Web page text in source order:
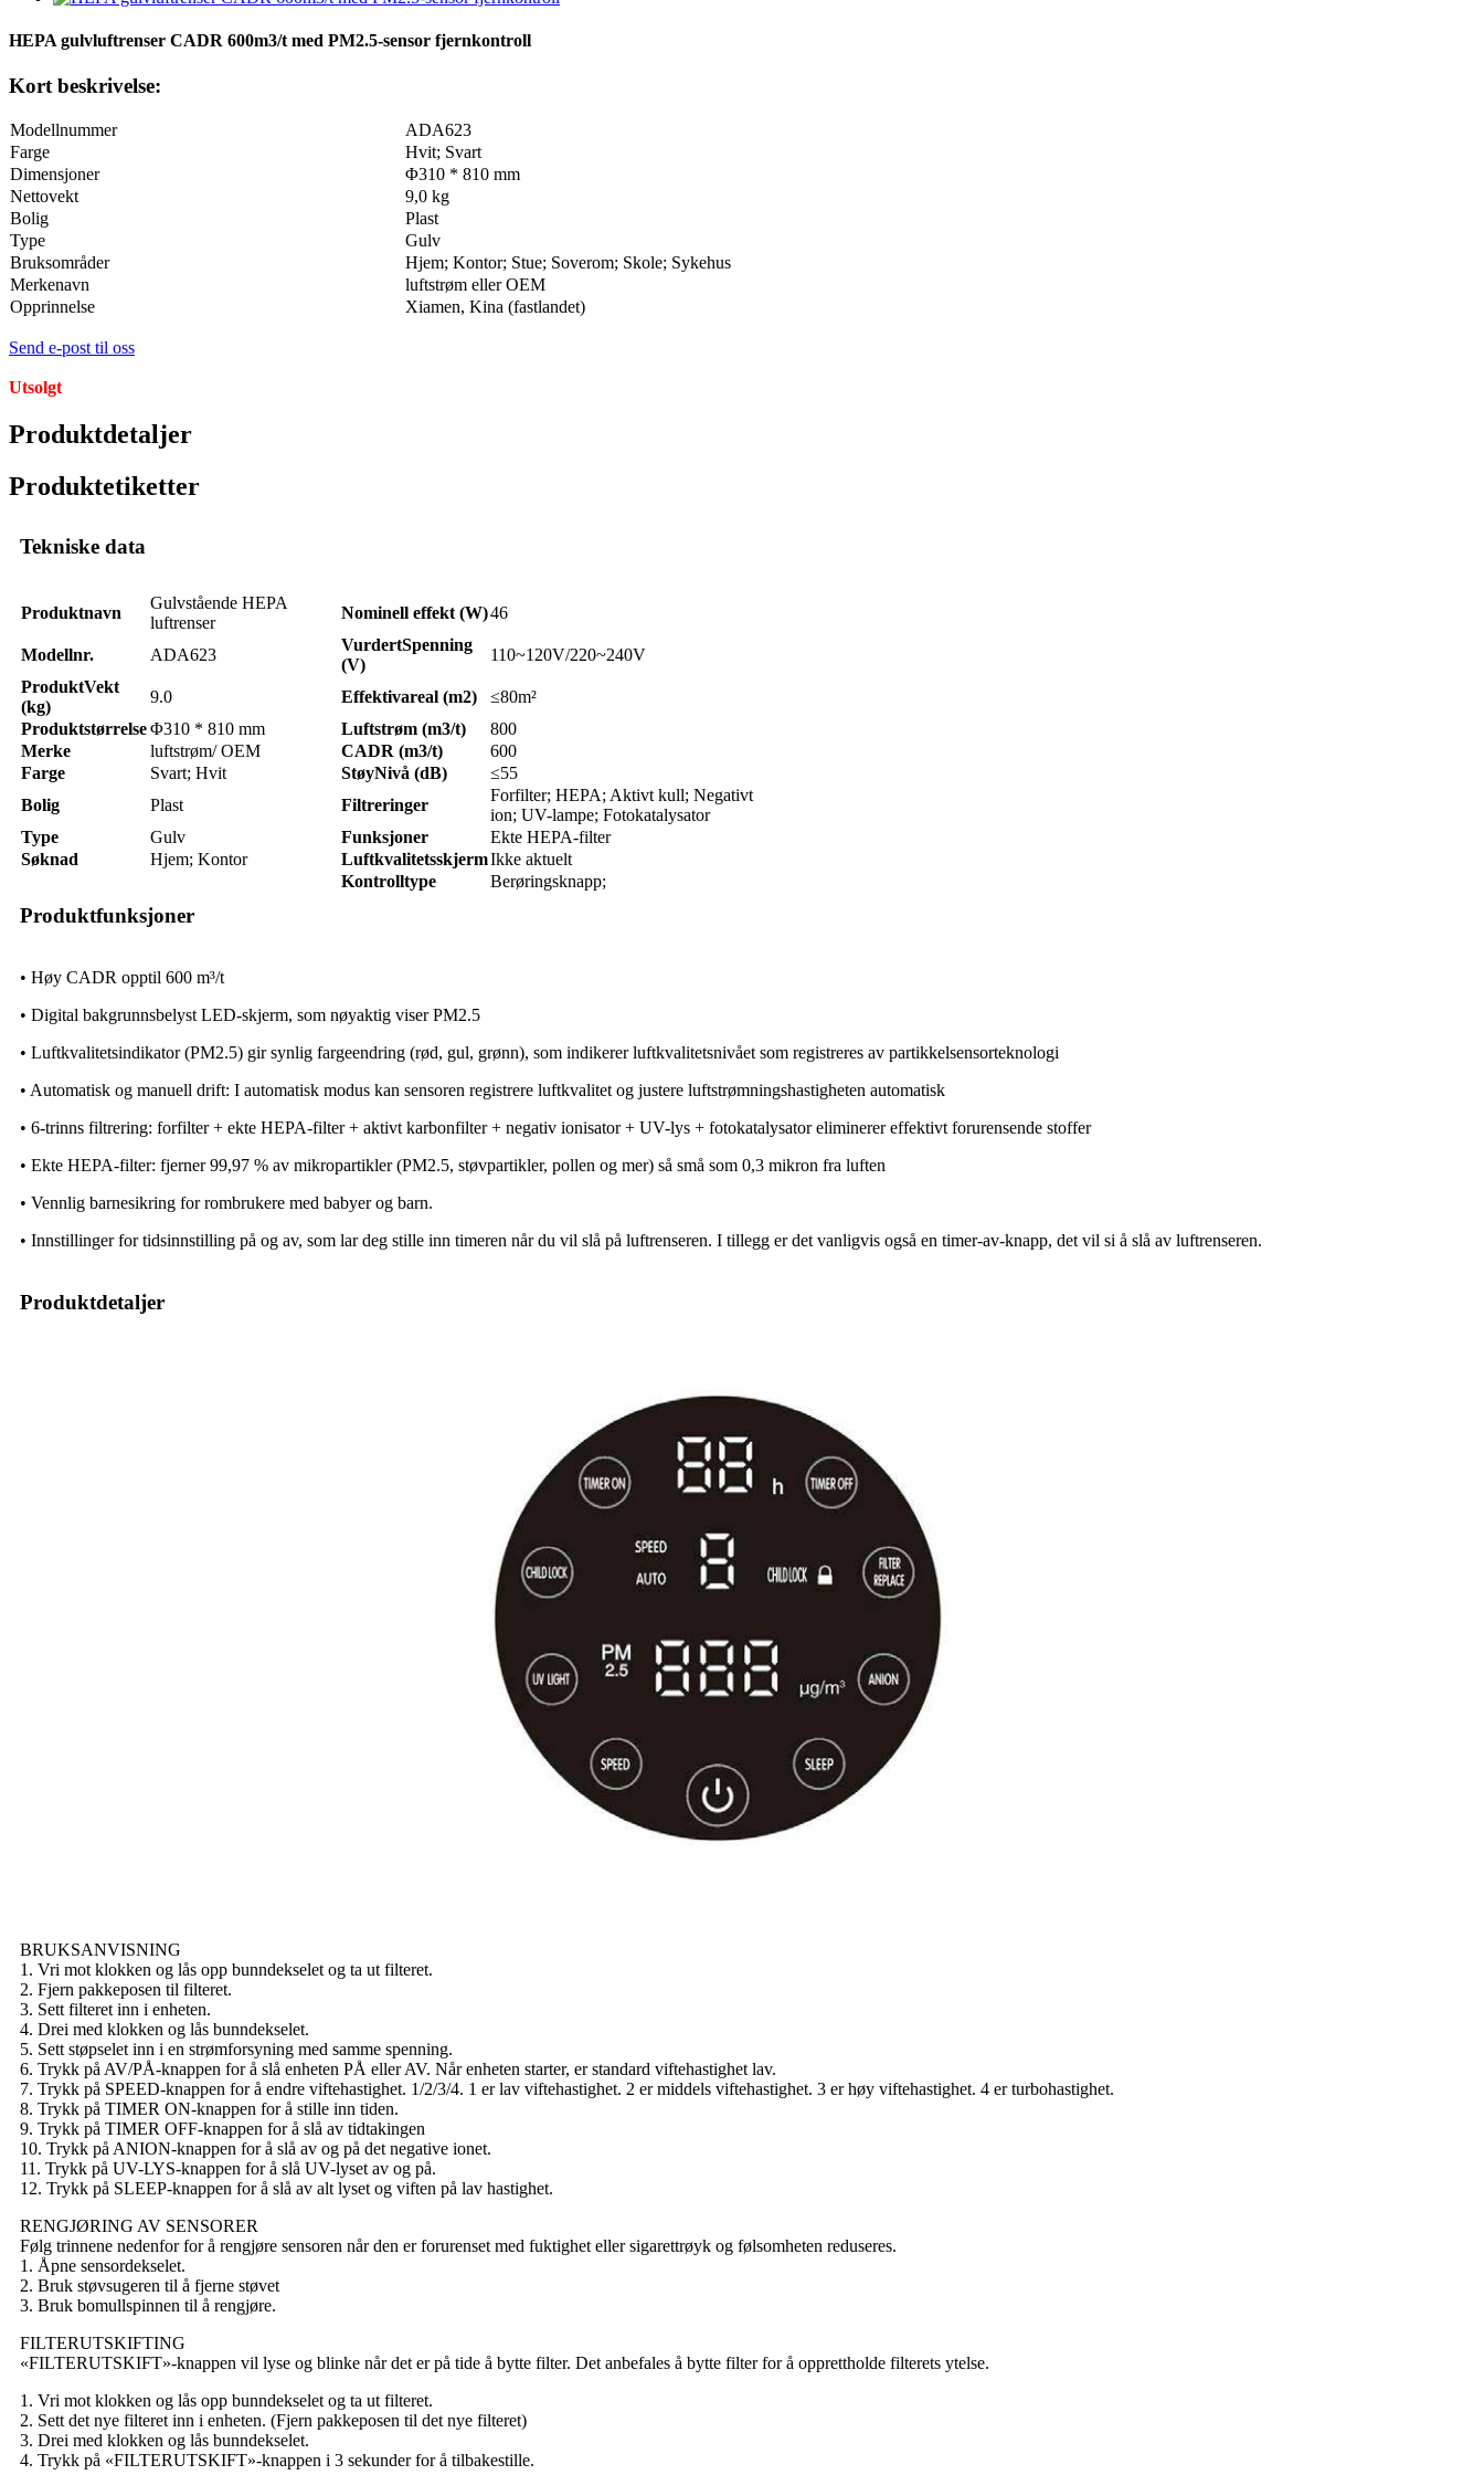
HEPA gulvluftrenser CADR 600m3/t med PM2.5-sensor fjernkontroll
Kort beskrivelse:
Modellnummer
ADA623
Farge
Hvit; Svart
Dimensjoner
Φ310 * 810 mm
Nettovekt
9,0 kg
Bolig
Plast
Type
Gulv
Bruksområder
Hjem; Kontor; Stue; Soverom; Skole; Sykehus
Merkenavn
luftstrøm eller OEM
Opprinnelse
Xiamen, Kina (fastlandet)
Send e-post til oss
Utsolgt
Produktdetaljer
Produktetiketter
Tekniske data
Produktnavn
Gulvstående HEPA
luftrenser
Nominell effekt (W)46
Modellnr. ADA623
VurdertSpenning
(V)
110~120V/220~240V
ProduktVekt
(kg)
9.0 Effektivareal (m2)
≤80m²
ProduktstørrelseΦ310 * 810 mm Luftstrøm (m3/t)
800
Merke
luftstrøm/ OEM CADR (m3/t)
600
Farge
Svart; Hvit StøyNivå (dB)
≤55
Bolig
Plast Filtreringer
Forfilter; HEPA; Aktivt kull; Negativt
ion; UV-lampe; Fotokatalysator
Type
Gulv Funksjoner
Ekte HEPA-filter
Søknad
Hjem; Kontor LuftkvalitetsskjermIkke aktuelt
Kontrolltype
Berøringsknapp;
Produktfunksjoner
• Høy CADR opptil 600 m³/t
• Digital bakgrunnsbelyst LED-skjerm, som nøyaktig viser PM2.5
• Luftkvalitetsindikator (PM2.5) gir synlig fargeendring (rød, gul, grønn), som indikerer luftkvalitetsnivået som registreres av partikkelsensorteknologi
• Automatisk og manuell drift: I automatisk modus kan sensoren registrere luftkvalitet og justere luftstrømningshastigheten automatisk
• 6-trinns filtrering: forfilter + ekte HEPA-filter + aktivt karbonfilter + negativ ionisator + UV-lys + fotokatalysator eliminerer effektivt forurensende stoffer
• Ekte HEPA-filter: fjerner 99,97 % av mikropartikler (PM2.5, støvpartikler, pollen og mer) så små som 0,3 mikron fra luften
• Vennlig barnesikring for rombrukere med babyer og barn.
• Innstillinger for tidsinnstilling på og av, som lar deg stille inn timeren når du vil slå på luftrenseren. I tillegg er det vanligvis også en timer-av-knapp, det vil si å slå av luftrenseren.
Produktdetaljer
BRUKSANVISNING
1. Vri mot klokken og lås opp bunndekselet og ta ut filteret.
2. Fjern pakkeposen til filteret.
3. Sett filteret inn i enheten.
4. Drei med klokken og lås bunndekselet.
5. Sett støpselet inn i en strømforsyning med samme spenning.
6. Trykk på AV/PÅ-knappen for å slå enheten PÅ eller AV. Når enheten starter, er standard viftehastighet lav.
7. Trykk på SPEED-knappen for å endre viftehastighet. 1/2/3/4. 1 er lav viftehastighet. 2 er middels viftehastighet. 3 er høy viftehastighet. 4 er turbohastighet.
8. Trykk på TIMER ON-knappen for å stille inn tiden.
9. Trykk på TIMER OFF-knappen for å slå av tidtakingen
10. Trykk på ANION-knappen for å slå av og på det negative ionet.
11. Trykk på UV-LYS-knappen for å slå UV-lyset av og på.
12. Trykk på SLEEP-knappen for å slå av alt lyset og viften på lav hastighet.
RENGJØRING AV SENSORER
Følg trinnene nedenfor for å rengjøre sensoren når den er forurenset med fuktighet eller sigarettrøyk og følsomheten reduseres.
1. Åpne sensordekselet.
2. Bruk støvsugeren til å fjerne støvet
3. Bruk bomullspinnen til å rengjøre.
FILTERUTSKIFTING
«FILTERUTSKIFT»-knappen vil lyse og blinke når det er på tide å bytte filter. Det anbefales å bytte filter for å opprettholde filterets ytelse.
1. Vri mot klokken og lås opp bunndekselet og ta ut filteret.
2. Sett det nye filteret inn i enheten. (Fjern pakkeposen til det nye filteret)
3. Drei med klokken og lås bunndekselet.
4. Trykk på «FILTERUTSKIFT»-knappen i 3 sekunder for å tilbakestille.